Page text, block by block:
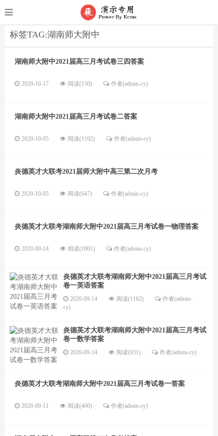
标签TAG:湖南师大附中
湖南师大附中2021届高三月考试卷三四答案
2020-10-17 阅读(150) 作者(admin-cy)
湖南师大附中2021届高三月考试卷二答案
2020-10-05 阅读(1102) 作者(admin-cy)
炎德英才大联考2021届师大附中高三第二次月考
2020-10-05 阅读(647) 作者(admin-cy)
炎德英才大联考湖南师大附中2021届高三月考试卷一物理答案
2020-09-14 阅读(1001) 作者(admin-cy)
炎德英才大联考湖南师大附中2021届高三月考试
卷一英语答案
2020-09-14 阅读(1162)
作者(admin-
cy)
炎德英才大联考湖南师大附中2021届高三月考试
卷一数学答案
2020-09-14 阅读(931) 作者(admin-cy)
炎德英才大联考湖南师大附中2021届高三月考试卷一答案
2020-09-11 阅读(460) 作者(admin-cy)